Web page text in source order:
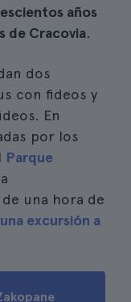
años
de Cracovia.
dos
con fideos y
En
por los
Parque
una hora de
excursión a